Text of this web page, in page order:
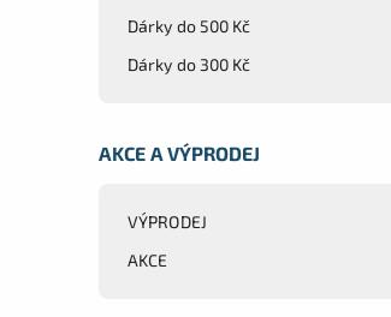
Dárky do 500 Kč
Dárky do 300 Kč
AKCE A VÝPRODEJ
VÝPRODEJ
AKCE